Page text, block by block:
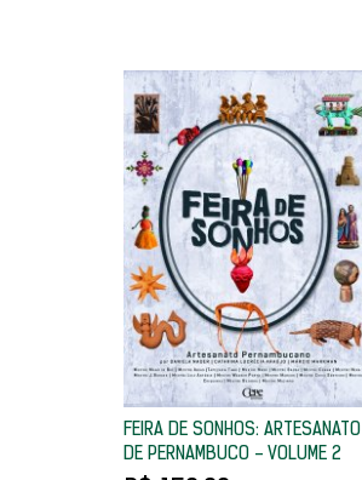
FEIRA DE SONHOS: ARTESANATO
DE PERNAMBUCO - VOLUME 2